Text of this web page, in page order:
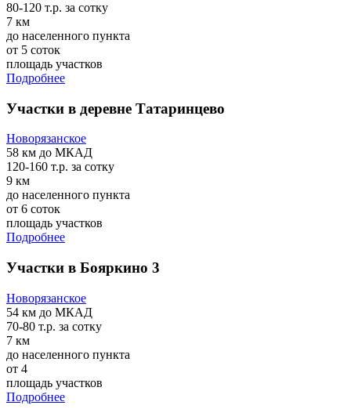
80-120 т.р. за сотку
7 км
до населенного пункта
от 5 соток
площадь участков
Подробнее
Участки в деревне Татаринцево
Новорязанское
58 км до МКАД
120-160 т.р. за сотку
9 км
до населенного пункта
от 6 соток
площадь участков
Подробнее
Участки в Бояркино 3
Новорязанское
54 км до МКАД
70-80 т.р. за сотку
7 км
до населенного пункта
от 4
площадь участков
Подробнее